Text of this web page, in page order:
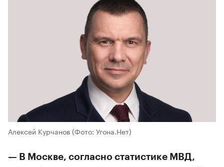
Алексей Курчанов(Фото: Угона.Нет)
— В Москве, согласно статистике МВД,